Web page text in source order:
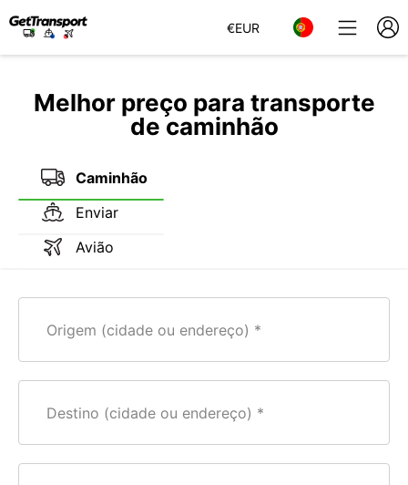
€EUR
Melhor preço para transporte
de caminhão
Caminhão
Enviar
Avião
Origem (cidade ou endereço)
Destino (cidade ou endereço)